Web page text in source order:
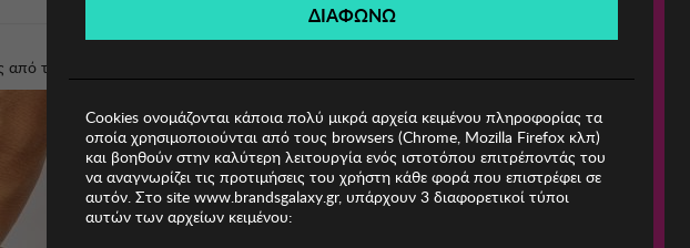
τις διαθέσιμες καμπάνιες!
ΔΙΑΦΩΝΩ
Cookies ονομάζονται κάποια πολύ μικρά αρχεία κειμένου πληροφορίας τα
οποία χρησιμοποιούνται από τους browsers (Chrome, Mozilla Firefox κλπ)
και βοηθούν στην καλύτερη λειτουργία ενός ιστοτόπου επιτρέποντάς του
να αναγνωρίζει τις προτιμήσεις του χρήστη κάθε φορά που επιστρέφει σε
αυτόν. Στο site www.brandsgalaxy.gr, υπάρχουν 3 διαφορετικοί τύποι
αυτών των αρχείων κειμένου: